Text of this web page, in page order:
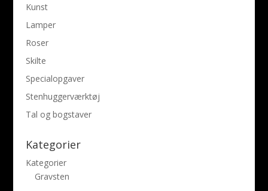
Kunst
Lamper
Roser
Skilte
Specialopgaver
Stenhuggerværktøj
Tal og bogstaver
Kategorier
Kategorier
Gravsten